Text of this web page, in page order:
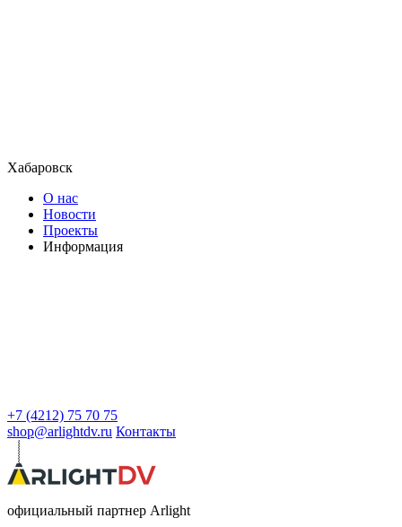
Хабаровск
О нас
Новости
Проекты
Информация
+7 (4212) 75 70 75
shop@arlightdv.ru Контакты
официальный партнер Arlight